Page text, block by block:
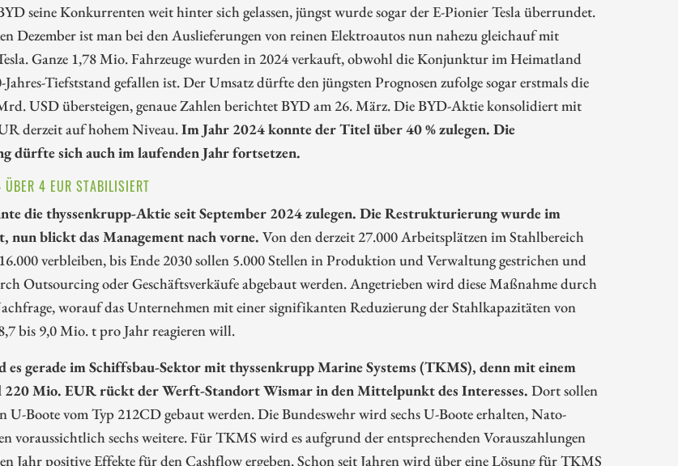
seine Konkurrenten weit hinter sich gelassen, jüngst wurde sogar der E-Pionier Tesla überrundet.
Dezember ist man bei den Auslieferungen von reinen Elektroautos nun nahezu gleichauf mit
Ganze 1,78 Mio. Fahrzeuge wurden in 2024 verkauft, obwohl die Konjunktur im Heimatland
Tiefststand gefallen ist. Der Umsatz dürfte den jüngsten Prognosen zufolge sogar erstmals die
USD übersteigen, genaue Zahlen berichtet BYD am 26. März. Die BYD-Aktie konsolidiert mit
derzeit auf hohem Niveau.Im Jahr 2024 konnte der Titel über 40 % zulegen. Die
dürfte sich auch im laufenden Jahr fortsetzen.
4 EUR STABILISIERT
die thyssenkrupp-Aktie seit September 2024 zulegen. Die Restrukturierung wurde im
nun blickt das Management nach vorne. Von den derzeit 27.000 Arbeitsplätzen im Stahlbereich
verbleiben, bis Ende 2030 sollen 5.000 Stellen in Produktion und Verwaltung gestrichen und
Outsourcing oder Geschäftsverkäufe abgebaut werden. Angetrieben wird diese Maßnahme durch
worauf das Unternehmen mit einer signifikanten Reduzierung der Stahlkapazitäten von
bis 9,0 Mio. t pro Jahr reagieren will.
es gerade im Schiffsbau-Sektor mit thyssenkrupp Marine Systems (TKMS), denn mit einem
220 Mio. EUR rückt der Werft-Standort Wismar in den Mittelpunkt des Interesses. Dort sollen
U-Boote vom Typ 212CD gebaut werden. Die Bundeswehr wird sechs U-Boote erhalten, Nato-
voraussichtlich sechs weitere. Für TKMS wird es aufgrund der entsprechenden Vorauszahlungen
Jahr positive Effekte für den Cashflow ergeben. Schon seit Jahren wird über eine Lösung für TKMS